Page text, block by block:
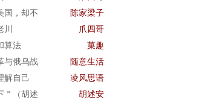
国，却不 陈家梁子
爪四哥
算法 菓趣
与俄乌战 随意生活
解自己 凌风思语
＂（胡述 胡述安